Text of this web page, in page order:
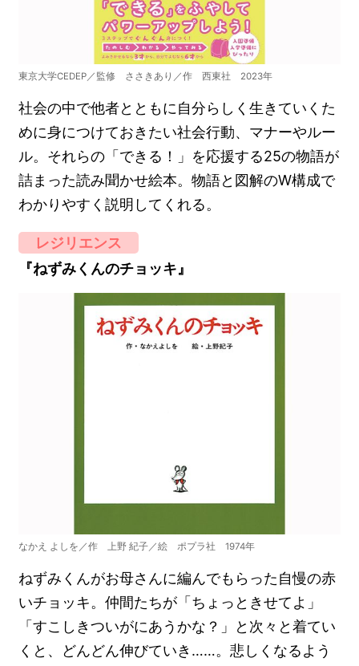
東京大学CEDEP／監修 ささきあり／作 西東社 2023年
社会の中で他者とともに自分らしく生きていくた
めに身につけておきたい社会行動、マナーやルー
ル。それらの「できる！」を応援する25の物語が
詰まった読み聞かせ絵本。物語と図解のW構成で
わかりやすく説明してくれる。
レジリエンス
『ねずみくんのチョッキ』
なかえ よしを／作 上野 紀子／絵 ポプラ社 1974年
ねずみくんがお母さんに編んでもらった自慢の赤
いチョッキ。仲間たちが「ちょっときせてよ」
「すこしきついがにあうかな？」と次々と着てい
くと、どんどん伸びていき……。悲しくなるよう